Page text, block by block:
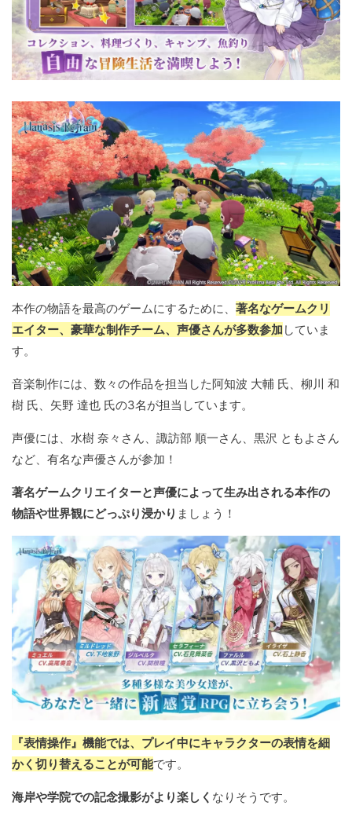
本作の物語を最高のゲームにするために、 著名なゲームクリ
エイター、豪華な制作チーム、声優さんが多数参加 していま
す。
音楽制作には、数々の作品を担当した阿知波 大輔 氏、柳川 和
樹 氏、矢野 達也 氏の3名が担当しています。
声優には、水樹 奈々さん、諏訪部 順一さん、黒沢 ともよさん
など、有名な声優さんが参加！
著名ゲームクリエイターと声優によって生み出される本作の
物語や世界観にどっぷり浸かり ましょう！
『表情操作』機能では、プレイ中にキャラクターの表情を細
かく切り替えることが可能です。
海岸や学院での記念撮影がより楽しく なりそうです。